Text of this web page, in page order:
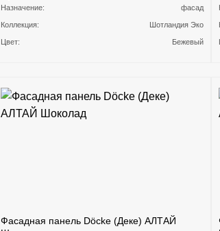
Назначение: фасад
Коллекция: Шотландия Эко
Цвет: Бежевый
Фасадная панель Döcke (Деке) АЛТАЙ